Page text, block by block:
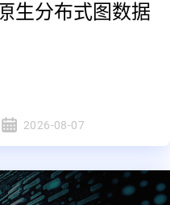
生分布式图数据
2026-08-07